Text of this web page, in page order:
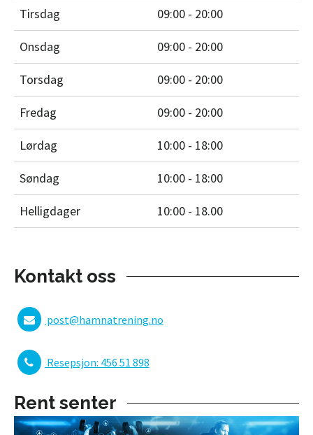
Tirsdag 09:00 - 20:00
Onsdag 09:00 - 20:00
Torsdag 09:00 - 20:00
Fredag 09:00 - 20:00
Lørdag 10:00 - 18:00
Søndag 10:00 - 18:00
Helligdager 10:00 - 18.00
Kontakt oss
post@hamnatrening.no
Resepsjon: 456 51 898
Rent senter